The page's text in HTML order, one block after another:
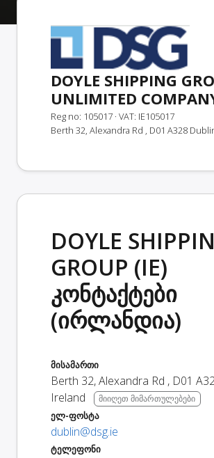
DOYLE SHIPPING
UNLIMITED
Reg no: 105017 · VAT: IE105017
Berth 32, Alexandra Rd , D01 A328
DOYLE
GROUP (IE)
კონტაქტები
(ირლანდია)
მისამართი
Berth 32, Alexandra Rd , D01
Ireland
მიიღეთ მიმართულებები
ელ-ფოსტა
dublin@dsg.ie
ტელეფონი